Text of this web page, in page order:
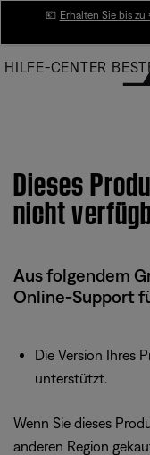
Main
💶 Erhalten Sie bis
HILFE-CENTER
Dieses
nicht
Aus folgendem
Online-Support
Die Version Ihres
unterstützt.
Wenn Sie dieses
anderen Region